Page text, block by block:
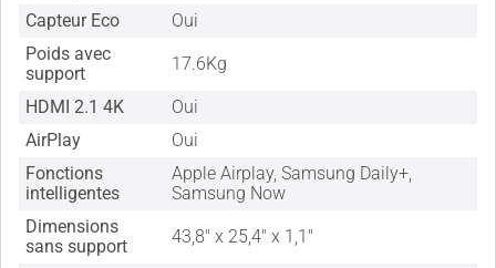
Capteur Eco
Oui
Poids avec
support
17.6Kg
HDMI 2.1 4K
Oui
AirPlay
Oui
Fonctions
intelligentes
Apple Airplay, Samsung Daily+,
Samsung Now
Dimensions
sans support
43,8" x 25,4" x 1,1"